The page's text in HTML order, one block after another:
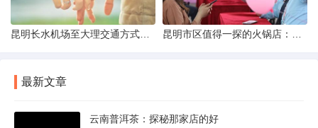
最新文章
云南普洱茶：探秘那家店的好